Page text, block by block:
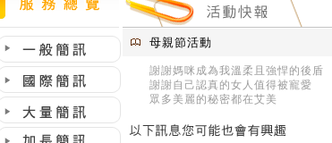
母親節活動
謝謝媽咪成為我溫柔且強悍的後盾
謝謝自己認真的女人值得被寵愛
眾多美麗的秘密都在艾美